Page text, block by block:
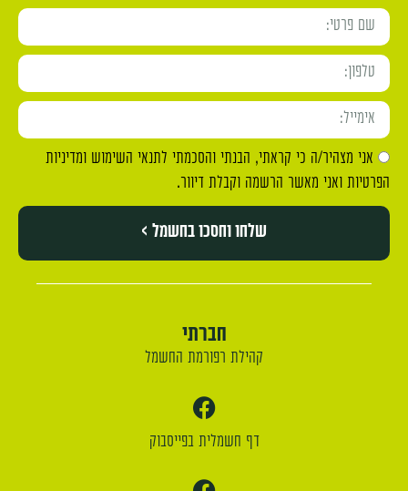
אני מצהיר/ה כי קראתי, הבנתי והסכמתי לתנאי השימוש ומדיניות
הפרטיות ואני מאשר הרשמה וקבלת דיוור.
שלחו וחסכו בחשמל >
חברתי
קהילת רפורמת החשמל
דף חשמלית בפייסבוק